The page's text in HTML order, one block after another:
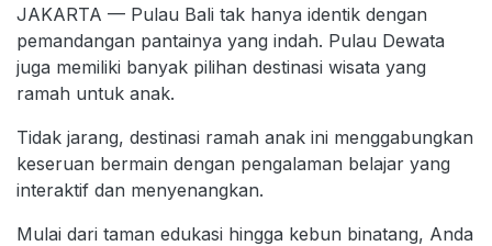
JAKARTA — Pulau Bali tak hanya identik dengan
pemandangan pantainya yang indah. Pulau Dewata
juga memiliki banyak pilihan destinasi wisata yang
ramah untuk anak.
Tidak jarang, destinasi ramah anak ini menggabungkan
keseruan bermain dengan pengalaman belajar yang
interaktif dan menyenangkan.
Mulai dari taman edukasi hingga kebun binatang, Anda